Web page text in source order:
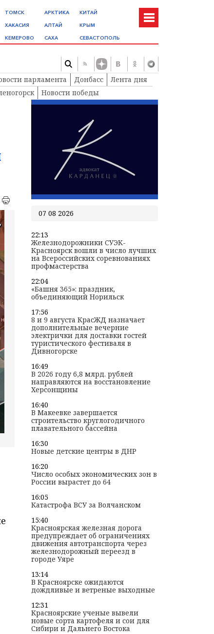
ТОМСК
ХАКАСИЯ
КЕМЕРОВО
АРКТИКА
АЛТАЙ
САХА
КИТАЙ
КРЫМ
СЕВАСТОПОЛЬ
парламента Донбасс
Лента дня
Новости победы
07 08 2026
22:13
Железнодорожники СУЭК-
Красноярск вошли в число лучших
на Всероссийских соревнованиях
профмастерства
22:04
«Башня 365»: праздник,
объединяющий Норильск
17:56
8 и 9 августа КрасЖД назначает
дополнительные вечерние
электрички для доставки гостей
туристического фестиваля в
Дивногорске
16:49
В 2026 году 6,8 млрд. рублей
направляются на восстановление
Херсонщины
16:40
В Макеевке завершается
строительство круглогодичного
плавательного бассейна
16:30
Новые детские центры в ДНР
16:20
Число особых экономических зон в
России вырастет до 64
16:05
Катастрофа ВСУ за Волчанском
15:40
Красноярская железная дорога
предупреждает об ограничениях
движения автотранспорта через
железнодорожный переезд в
городе Уяре
13:14
В Красноярске ожидаются
дождливые и ветреные выходные
12:31
Красноярские ученые вывели
новые сорта картофеля и сои для
Сибири и Дальнего Востока